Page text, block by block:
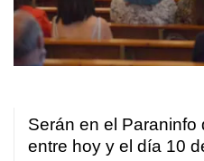
Serán en el Paraninfo
entre hoy y el día 10